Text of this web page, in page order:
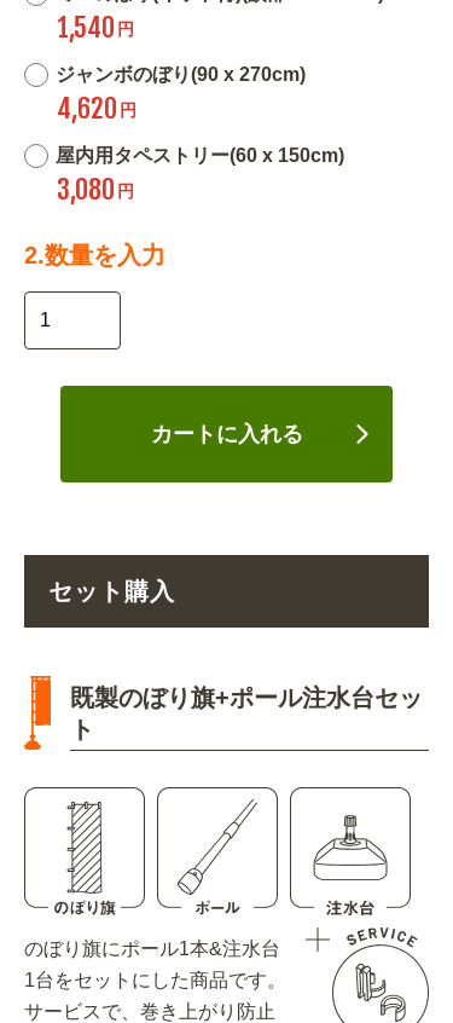
1,540 円
ジャンボのぼり(90 x 270cm)
4,620 円
屋内用タペストリー(60 x 150cm)
3,080 円
2.数量を入力
カートに入れる
セット購入
既製のぼり旗+ポール注水台セッ
ト
のぼり旗にポール1本&注水台
1台をセットにした商品です。
サービスで、巻き上がり防止